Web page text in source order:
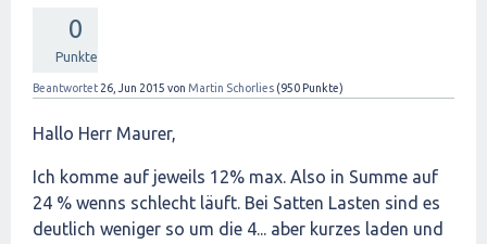
0
Punkte
Beantwortet 26, Jun 2015 von Martin Schorlies (950 Punkte)
Hallo Herr Maurer,
Ich komme auf jeweils 12% max. Also in Summe auf
24 % wenns schlecht läuft. Bei Satten Lasten sind es
deutlich weniger so um die 4... aber kurzes laden und